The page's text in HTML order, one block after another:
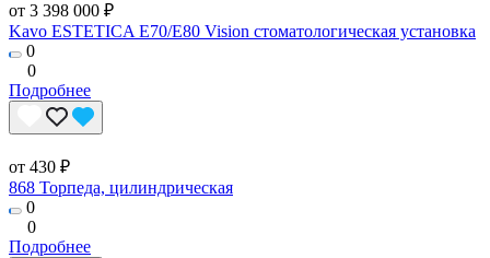
от 3 398 000 ₽
Kavo ESTETICA E70/E80 Vision стоматологическая установка
0
0
Подробнее
от 430 ₽
868 Торпеда, цилиндрическая
0
0
Подробнее